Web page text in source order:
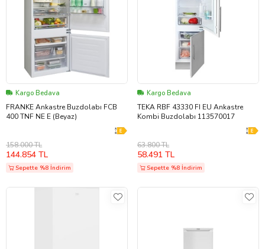
Kargo Bedava
FRANKE Ankastre Buzdolabı FCB
400 TNF NE E (Beyaz)
158.000 TL
144.854 TL
Sepette %8 İndirim
Kargo Bedava
TEKA RBF 43330 FI EU Ankastre
Kombi Buzdolabı 113570017
63.800 TL
58.491 TL
Sepette %8 İndirim